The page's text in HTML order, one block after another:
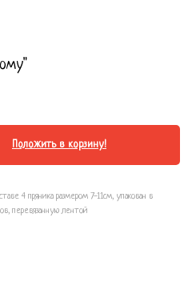
Положить в корзину!
4 пряника размером 7-11см, упакован в
перевязанную лентой